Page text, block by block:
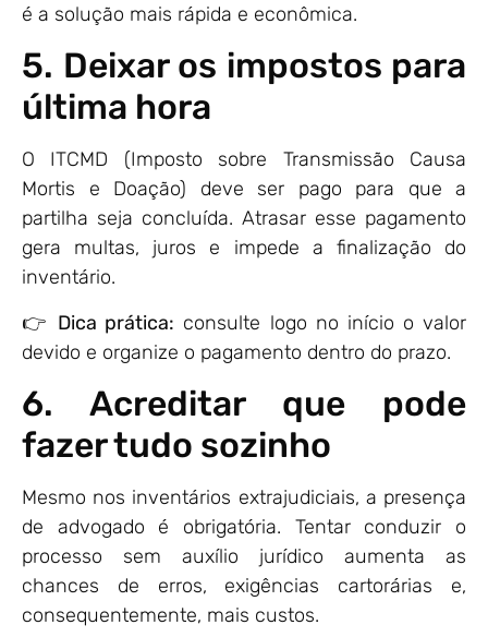
é a solução mais rápida e econômica.
5. Deixar os impostos para
última hora
O ITCMD (Imposto sobre Transmissão Causa
Mortis e Doação) deve ser pago para que a
partilha seja concluída. Atrasar esse pagamento
gera multas, juros e impede a finalização do
inventário.
👉 Dica prática: consulte logo no início o valor
devido e organize o pagamento dentro do prazo.
6. Acreditar que pode
fazer tudo sozinho
Mesmo nos inventários extrajudiciais, a presença
de advogado é obrigatória. Tentar conduzir o
processo sem auxílio jurídico aumenta as
chances de erros, exigências cartorárias e,
consequentemente, mais custos.